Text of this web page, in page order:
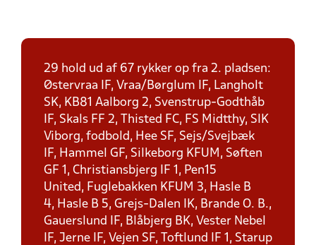
29 hold ud af 67 rykker op fra 2. pladsen:
Østervraa IF, Vraa/Børglum IF, Langholt
SK, KB81 Aalborg 2, Svenstrup-Godthåb
IF, Skals FF 2, Thisted FC, FS Midtthy, SIK
Viborg, fodbold, Hee SF, Sejs/Svejbæk
IF, Hammel GF, Silkeborg KFUM, Søften
GF 1, Christiansbjerg IF 1, Pen15
United, Fuglebakken KFUM 3, Hasle B
4, Hasle B 5, Grejs-Dalen IK, Brande O. B.,
Gauerslund IF, Blåbjerg BK, Vester Nebel
IF, Jerne IF, Vejen SF, Toftlund IF 1, Starup